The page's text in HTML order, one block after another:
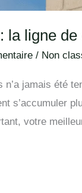
la ligne
/ Non
n’a jamais été
s’accumuler
votre